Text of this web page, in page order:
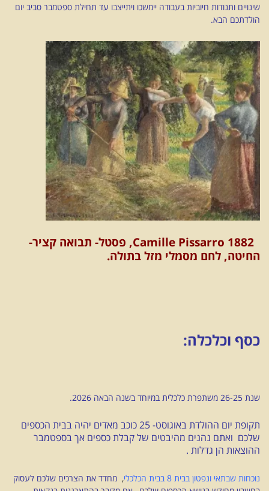
שינויים ותנודות חיוביות בעבודה יימשכו ויתייצבו עד תחילת ספטמבר סביב יום
הולדתכם הבא.
Camille Pissarro 1882, פסטל- תבואה קציר-
החיטה, לחם מסמלי מזל בתולה.
כסף וכלכלה:
שנת 26-25 משתפרת כלכלית במיוחד בשנה הבאה 2026.
תקופת יום ההולדת באוגוסט- 25 כוכב מאדים יהיה בבית הכספים
שלכם ואתם נהנים מהיבטים של קבלת כספים אך בספטמבר
ההוצאות הן גדלות .
נוכחות שבתאי ונפטון בבית 8 בבית הכלכלי , מחדד את הצרכים שלכם לעסוק